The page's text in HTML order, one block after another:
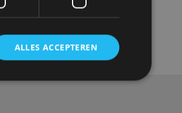
Gadgets
ALLES ACCEPTEREN